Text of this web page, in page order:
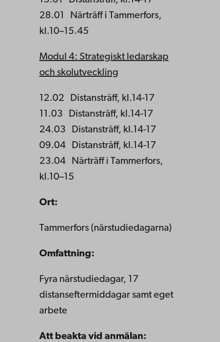
28.01 Närträff i Tammerfors,
kl.10–15.45
Modul 4: Strategiskt ledarskap
och skolutveckling
12.02 Distansträff, kl.14-17
11.03 Distansträff, kl.14-17
24.03 Distansträff, kl.14-17
09.04 Distansträff, kl.14-17
23.04 Närträff i Tammerfors,
kl.10–15
Ort:
Tammerfors (närstudiedagarna)
Omfattning:
Fyra närstudiedagar, 17
distanseftermiddagar samt eget
arbete
Att beakta vid anmälan: